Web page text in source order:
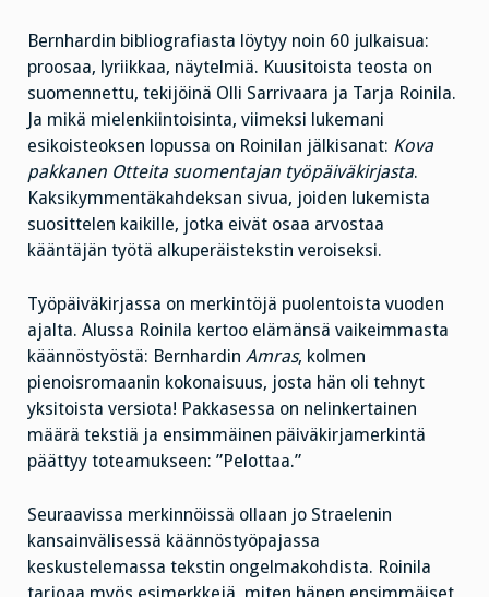
Bernhardin bibliografiasta löytyy noin 60 julkaisua:
proosaa, lyriikkaa, näytelmiä. Kuusitoista teosta on
suomennettu, tekijöinä Olli Sarrivaara ja Tarja Roinila.
Ja mikä mielenkiintoisinta, viimeksi lukemani
esikoisteoksen lopussa on Roinilan jälkisanat: Kova
pakkanen Otteita suomentajan työpäiväkirjasta.
Kaksikymmentäkahdeksan sivua, joiden lukemista
suosittelen kaikille, jotka eivät osaa arvostaa
kääntäjän työtä alkuperäistekstin veroiseksi.
Työpäiväkirjassa on merkintöjä puolentoista vuoden
ajalta. Alussa Roinila kertoo elämänsä vaikeimmasta
käännöstyöstä: Bernhardin Amras, kolmen
pienoisromaanin kokonaisuus, josta hän oli tehnyt
yksitoista versiota! Pakkasessa on nelinkertainen
määrä tekstiä ja ensimmäinen päiväkirjamerkintä
päättyy toteamukseen: ”Pelottaa.”
Seuraavissa merkinnöissä ollaan jo Straelenin
kansainvälisessä käännöstyöpajassa
keskustelemassa tekstin ongelmakohdista. Roinila
tarjoaa myös esimerkkejä, miten hänen ensimmäiset